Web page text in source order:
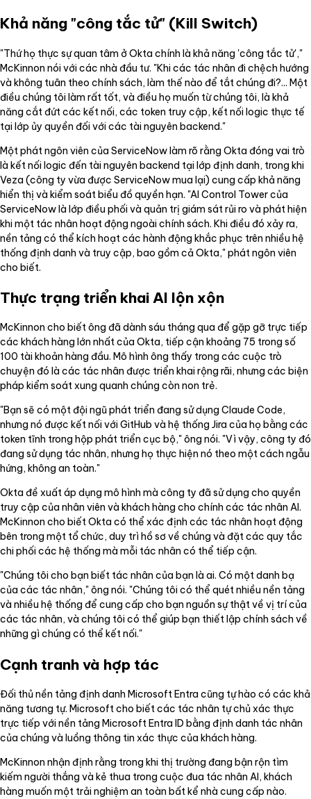
Khả năng "công tắc tử" (Kill Switch)
"Thứ họ thực sự quan tâm ở Okta chính là khả năng 'công tắc tử',"
McKinnon nói với các nhà đầu tư. "Khi các tác nhân đi chệch hướng
và không tuân theo chính sách, làm thế nào để tắt chúng đi?... Một
điều chúng tôi làm rất tốt, và điều họ muốn từ chúng tôi, là khả
năng cắt đứt các kết nối, các token truy cập, kết nối logic thực tế
tại lớp ủy quyền đối với các tài nguyên backend."
Một phát ngôn viên của ServiceNow làm rõ rằng Okta đóng vai trò
là kết nối logic đến tài nguyên backend tại lớp định danh, trong khi
Veza (công ty vừa được ServiceNow mua lại) cung cấp khả năng
hiển thị và kiểm soát biểu đồ quyền hạn. "AI Control Tower của
ServiceNow là lớp điều phối và quản trị giám sát rủi ro và phát hiện
khi một tác nhân hoạt động ngoài chính sách. Khi điều đó xảy ra,
nền tảng có thể kích hoạt các hành động khắc phục trên nhiều hệ
thống định danh và truy cập, bao gồm cả Okta," phát ngôn viên
cho biết.
Thực trạng triển khai AI lộn xộn
McKinnon cho biết ông đã dành sáu tháng qua để gặp gỡ trực tiếp
các khách hàng lớn nhất của Okta, tiếp cận khoảng 75 trong số
100 tài khoản hàng đầu. Mô hình ông thấy trong các cuộc trò
chuyện đó là các tác nhân được triển khai rộng rãi, nhưng các biện
pháp kiểm soát xung quanh chúng còn non trẻ.
"Bạn sẽ có một đội ngũ phát triển đang sử dụng Claude Code,
nhưng nó được kết nối với GitHub và hệ thống Jira của họ bằng các
token tĩnh trong hộp phát triển cục bộ," ông nói. "Vì vậy, công ty đó
đang sử dụng tác nhân, nhưng họ thực hiện nó theo một cách ngẫu
hứng, không an toàn."
Okta đề xuất áp dụng mô hình mà công ty đã sử dụng cho quyền
truy cập của nhân viên và khách hàng cho chính các tác nhân AI.
McKinnon cho biết Okta có thể xác định các tác nhân hoạt động
bên trong một tổ chức, duy trì hồ sơ về chúng và đặt các quy tắc
chi phối các hệ thống mà mỗi tác nhân có thể tiếp cận.
"Chúng tôi cho bạn biết tác nhân của bạn là ai. Có một danh bạ
của các tác nhân," ông nói. "Chúng tôi có thể quét nhiều nền tảng
và nhiều hệ thống để cung cấp cho bạn nguồn sự thật về vị trí của
các tác nhân, và chúng tôi có thể giúp bạn thiết lập chính sách về
những gì chúng có thể kết nối."
Cạnh tranh và hợp tác
Đối thủ nền tảng định danh Microsoft Entra cũng tự hào có các khả
năng tương tự. Microsoft cho biết các tác nhân tự chủ xác thực
trực tiếp với nền tảng Microsoft Entra ID bằng định danh tác nhân
của chúng và luồng thông tin xác thực của khách hàng.
McKinnon nhận định rằng trong khi thị trường đang bận rộn tìm
kiếm người thắng và kẻ thua trong cuộc đua tác nhân AI, khách
hàng muốn một trải nghiệm an toàn bất kể nhà cung cấp nào.